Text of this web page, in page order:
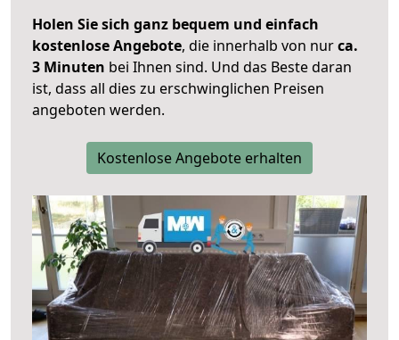
Holen Sie sich ganz bequem und einfach
kostenlose Angebote, die innerhalb von nurca.
3 Minuten bei Ihnen sind. Und das Beste daran
ist, dass all dies zu erschwinglichen Preisen
angeboten werden.
Kostenlose Angebote erhalten